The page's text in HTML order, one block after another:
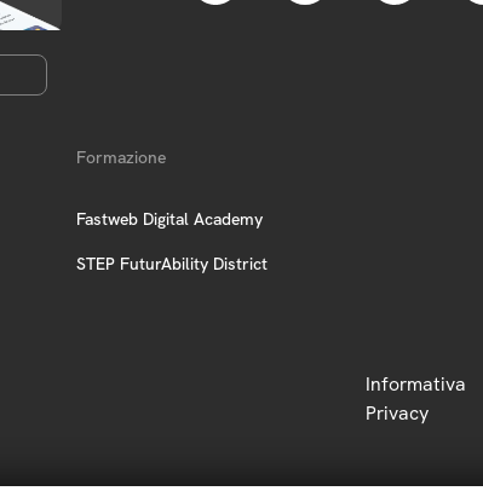
Formazione
Fastweb Digital Academy
STEP FuturAbility District
Informativa
Privacy